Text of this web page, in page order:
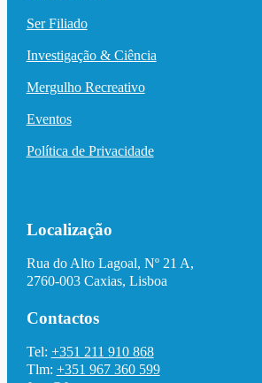
Ser Filiado
Investigação & Ciência
Mergulho Recreativo
Eventos
Política de Privacidade
Localização
Rua do Alto Lagoal, Nº 21 A,
2760-003 Caxias, Lisboa
Contactos
Tel: +351 211 910 868
Tlm: +351 967 360 599